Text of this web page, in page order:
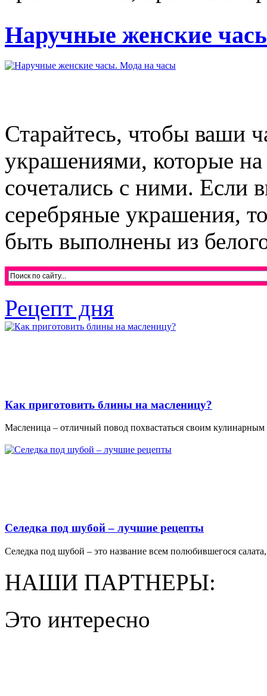
Наручные женские
Старайтесь, чтобы ваши
украшениями, которые на
сочетались с ними. Если
серебряные украшения,
быть выполнены из
Рецепт дня
Как приготовить блины на масленицу?
Масленица – отличный повод похвастаться своим
Селедка под шубой – лучшие рецепты
Селедка под шубой – это название всем полюбившегося
НАШИ ПАРТНЕРЫ:
Это интересно